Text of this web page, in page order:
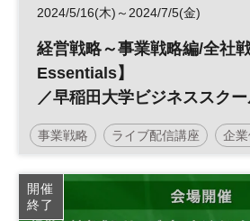
2024/5/16(木)～2024/7/5(金)
経営戦略～事業戦略編/全社
Essentials】
／早稲田大学ビジネススク
ネススクール
事業戦略 ライブ配信講座 企
企業価値 早稲田MBA 経営戦略
日経ビジネススクール
開催
終了